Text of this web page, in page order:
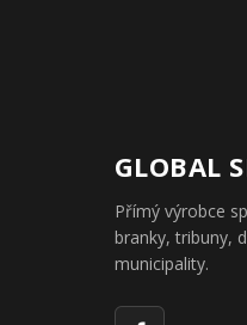
GLOBAL
Přímý výrobce
branky, tribuny,
municipality.